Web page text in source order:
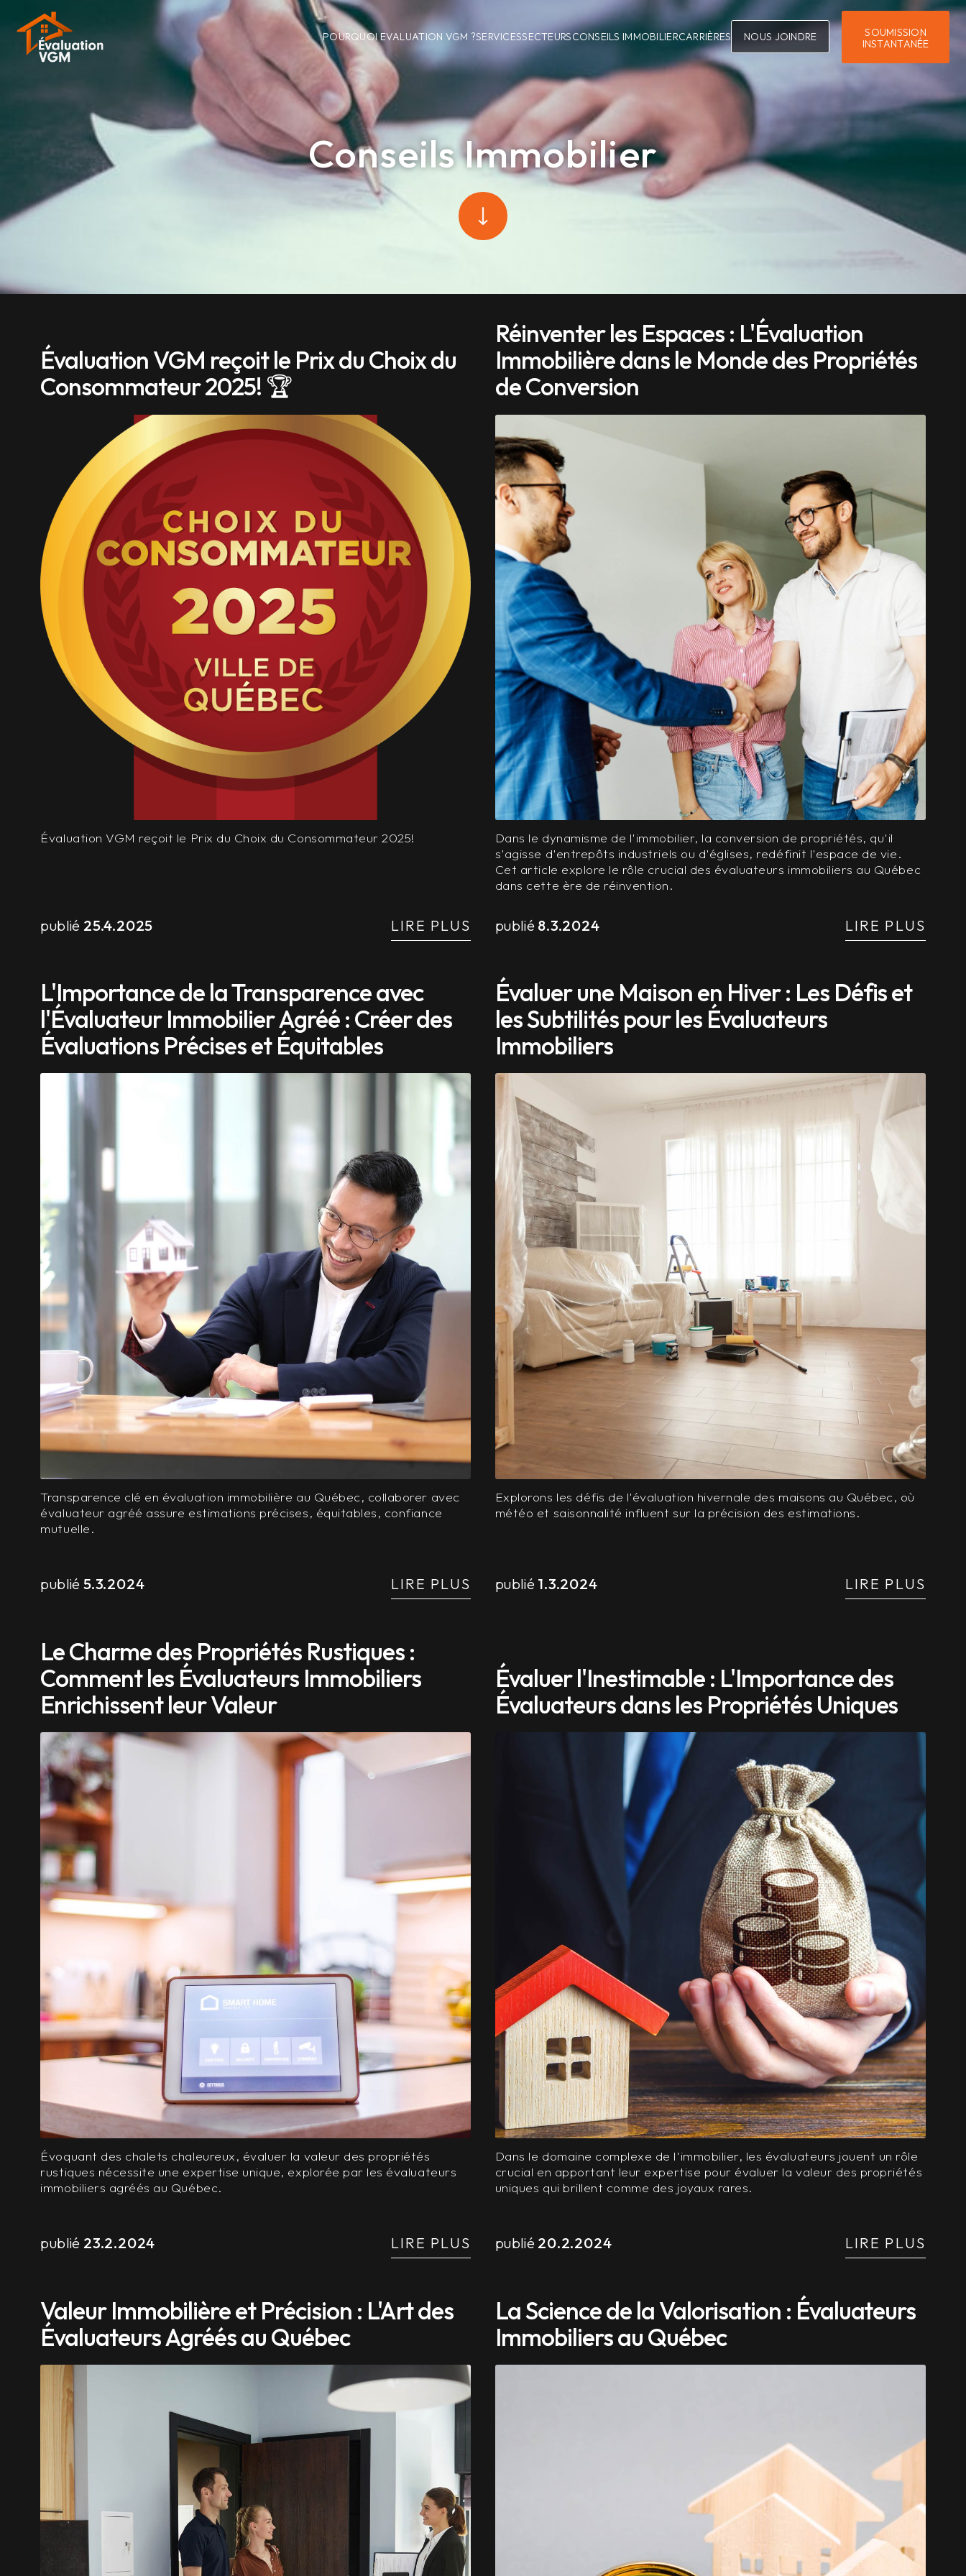
POURQUOI EVALUATION VGM ?SERVICESSECTEURSCONSEILS IMMOBILIERCARRIÈRES NOUS JOINDRE
SOUMISSION
INSTANTANÉE
Conseils Immobilier
Évaluation VGM reçoit le Prix du Choix du
Consommateur 2025! 🏆
Évaluation VGM reçoit le Prix du Choix du Consommateur 2025!
publié 25.4.2025 LIRE PLUS
Réinventer les Espaces : L'Évaluation
Immobilière dans le Monde des Propriétés
de Conversion
Dans le dynamisme de l'immobilier, la conversion de propriétés, qu'il
s'agisse d'entrepôts industriels ou d'églises, redéfinit l'espace de vie.
Cet article explore le rôle crucial des évaluateurs immobiliers au Québec
dans cette ère de réinvention.
publié 8.3.2024 LIRE PLUS
L'Importance de la Transparence avec
l'Évaluateur Immobilier Agréé : Créer des
Évaluations Précises et Équitables
Transparence clé en évaluation immobilière au Québec, collaborer avec
évaluateur agréé assure estimations précises, équitables, confiance
mutuelle.
publié 5.3.2024 LIRE PLUS
Évaluer une Maison en Hiver : Les Défis et
les Subtilités pour les Évaluateurs
Immobiliers
Explorons les défis de l'évaluation hivernale des maisons au Québec, où
météo et saisonnalité influent sur la précision des estimations.
publié 1.3.2024 LIRE PLUS
Le Charme des Propriétés Rustiques :
Comment les Évaluateurs Immobiliers
Enrichissent leur Valeur
Évoquant des chalets chaleureux, évaluer la valeur des propriétés
rustiques nécessite une expertise unique, explorée par les évaluateurs
immobiliers agréés au Québec.
publié 23.2.2024 LIRE PLUS
Évaluer l'Inestimable : L'Importance des
Évaluateurs dans les Propriétés Uniques
Dans le domaine complexe de l'immobilier, les évaluateurs jouent un rôle
crucial en apportant leur expertise pour évaluer la valeur des propriétés
uniques qui brillent comme des joyaux rares.
publié 20.2.2024 LIRE PLUS
Valeur Immobilière et Précision : L'Art des
Évaluateurs Agréés au Québec
La Science de la Valorisation : Évaluateurs
Immobiliers au Québec